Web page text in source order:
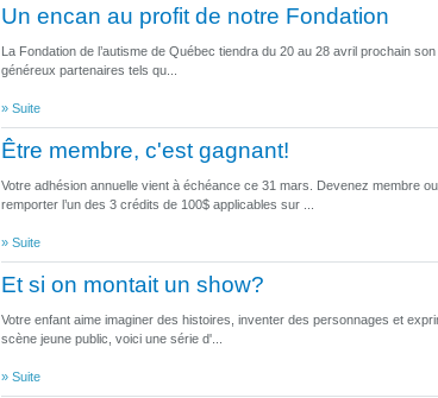
Un encan au profit de notre Fondation
La Fondation de l’autisme de Québec tiendra du 20 au 28 avril prochain
généreux partenaires tels qu...
» Suite
Être membre, c'est gagnant!
Votre adhésion annuelle vient à échéance ce 31 mars. Devenez membre
remporter l’un des 3 crédits de 100$ applicables sur ...
» Suite
Et si on montait un show?
Votre enfant aime imaginer des histoires, inventer des personnages et
scène jeune public, voici une série d'...
» Suite